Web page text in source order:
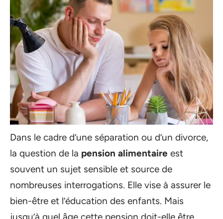
Dans le cadre d’une séparation ou d’un divorce,
la question de la pension alimentaire est
souvent un sujet sensible et source de
nombreuses interrogations. Elle vise à assurer le
bien-être et l’éducation des enfants. Mais